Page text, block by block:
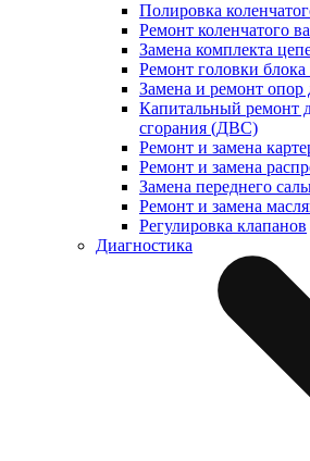
Полировка
Ремонт коленчатого
Замена комплекта
Ремонт головки
Замена и ремонт опор
Капитальный ремонт
сгорания (ДВС)
Ремонт и замена
Ремонт и замена
Замена переднего
Ремонт и замена
Регулировка клапанов
Диагностика